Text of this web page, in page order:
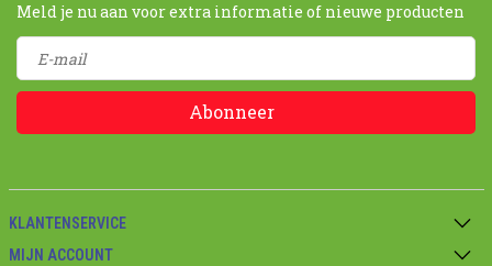
Meld je nu aan voor extra informatie of nieuwe producten
Abonneer
KLANTENSERVICE
MIJN ACCOUNT